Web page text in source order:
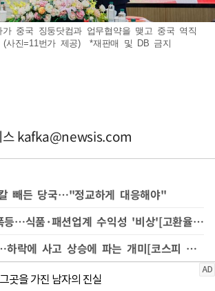
가 중국 징둥닷컴과 업무협약을 맺고 중국 역직
(사진=11번가 제공) *재판매 및 DB 금지
kafka@newsis.com
빼든 당국…"정교하게 대응해야"
강달러에 원가 폭등…식품·패션업계 수익성 '비상'[고환율이 바꾼 소비①]
'청개구리 매매'…하락에 사고 상승에 파는 개미[코스피 덮친 변동성①]